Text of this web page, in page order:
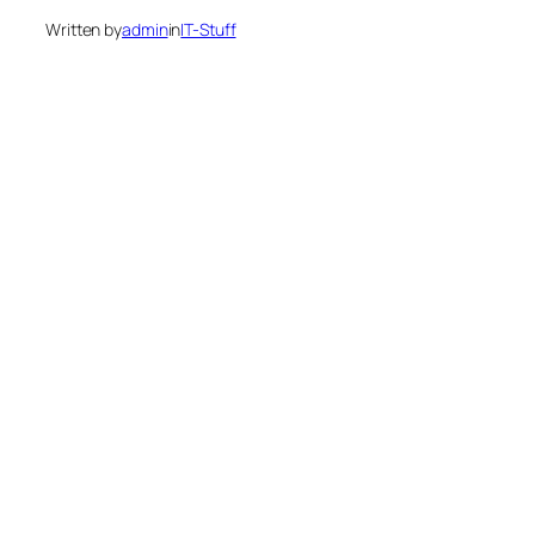
Written byadmininIT-Stuff